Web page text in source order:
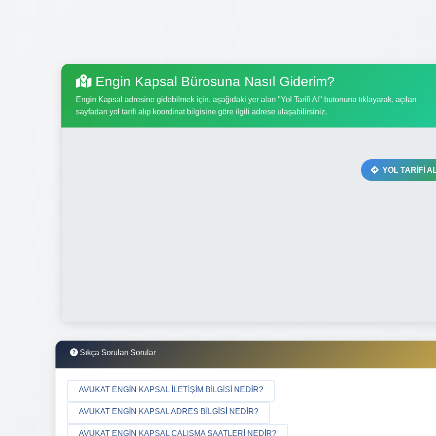
Engin Kapsal Bürosuna Nasıl Giderim?
Engin Kapsal adresine gidebilmek için, aşağıdaki yer alan "Yol Tarifi Al" butonuna tıklayarak, açılan
sayfadan yol tarifi alıp koordinat bilgisine göre ilgili adrese ulaşabilirsiniz.
YOL TARİFİ
Sıkça Sorulan Sorular
AVUKAT ENGIN KAPSAL İLETIŞIM BILGISI NEDIR?
AVUKAT ENGIN KAPSAL ADRES BILGISI NEDIR?
AVUKAT ENGIN KAPSAL ÇALIŞMA SAATLERI NEDIR?